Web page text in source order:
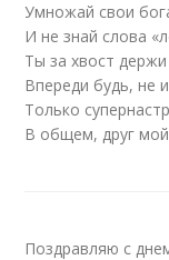
Умножай свои
И не знай слова
Ты за хвост держи
Впереди будь, не
Только
В общем, друг
Поздравляю с